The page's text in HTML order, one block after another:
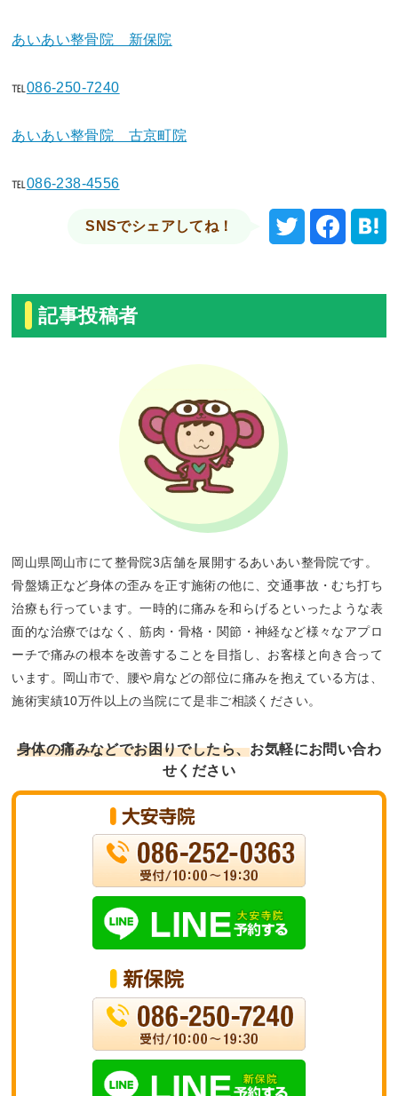
あいあい整骨院 新保院
℡ 086-250-7240
あいあい整骨院 古京町院
℡ 086-238-4556
SNSでシェアしてね！
記事投稿者
岡山県岡山市にて整骨院3店舗を展開するあいあい整骨院です。
骨盤矯正など身体の歪みを正す施術の他に、交通事故・むち打ち
治療も行っています。一時的に痛みを和らげるといったような表
面的な治療ではなく、筋肉・骨格・関節・神経など様々なアプロ
ーチで痛みの根本を改善することを目指し、お客様と向き合って
います。岡山市で、腰や肩などの部位に痛みを抱えている方は、
施術実績10万件以上の当院にて是非ご相談ください。
身体の痛みなどでお困りでしたら、お気軽にお問い合わ
せください